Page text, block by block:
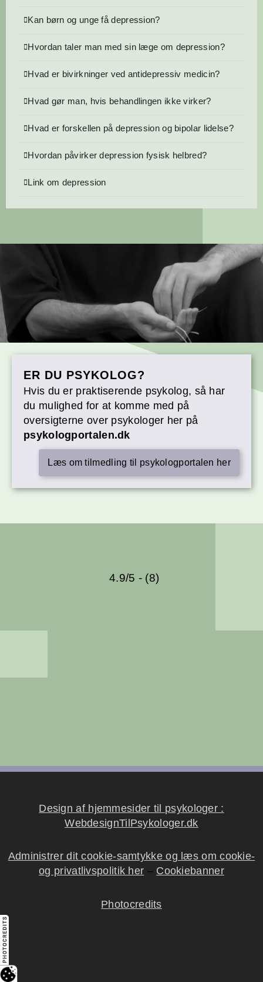
Kan børn og unge få depression?
Hvordan taler man med sin læge om depression?
Hvad er bivirkninger ved antidepressiv medicin?
Hvad gør man, hvis behandlingen ikke virker?
Hvad er forskellen på depression og bipolar lidelse?
Hvordan påvirker depression fysisk helbred?
Link om depression
ER DU PSYKOLOG?
Hvis du er praktiserende psykolog, så har
du mulighed for at komme med på
oversigterne over psykologer her på
psykologportalen.dk
Læs om tilmedling til psykologportalen her
4.9/5 - (8)
Design af hjemmesider til psykologer :
WebdesignTilPsykologer.dk
Administrer dit cookie-samtykke og læs om cookie-
og privatlivspolitik her – Cookiebanner
Photocredits